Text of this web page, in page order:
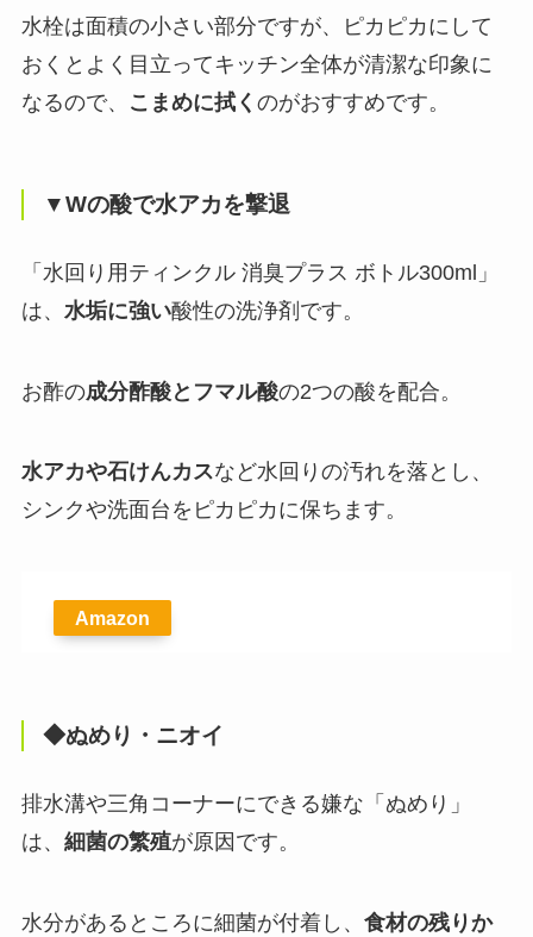
水栓は面積の小さい部分ですが、ピカピカにして
おくとよく目立ってキッチン全体が清潔な印象に
なるので、
こまめに拭く のがおすすめです。
▼Wの酸で水アカを撃退
「水回り用ティンクル 消臭プラス ボトル300ml」
は、 水垢に強い酸性の洗浄剤です。
お酢の成分酢酸とフマル酸の2つの酸を配合。
水アカや石けんカスなど水回りの汚れを落とし、
シンクや洗面台をピカピカに保ちます。
Amazon
◆ぬめり・ニオイ
排水溝や三角コーナーにできる嫌な「ぬめり」
は、 細菌の繁殖が原因です。
水分があるところに細菌が付着し、 食材の残りか